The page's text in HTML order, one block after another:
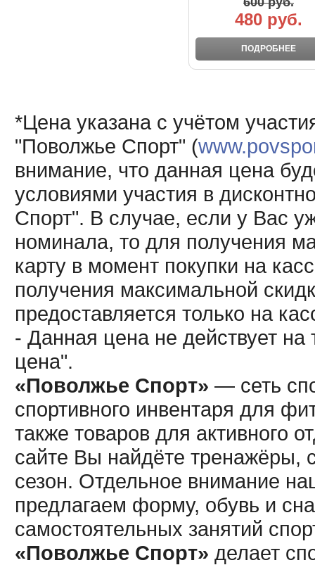
480 руб.
ПОДРОБНЕЕ
*Цена указана с учётом
"Поволжье Спорт" (
внимание, что данная цена
условиями участия в
Спорт". В случае, если у Вас
номинала, то для получения
карту в момент покупки на
получения максимальной
предоставляется только на
- Данная цена не действует
цена".
«Поволжье Спорт» — сеть
спортивного инвентаря для
также товаров для активного
сайте Вы найдёте тренажёры,
сезон. Отдельное внимание
предлагаем форму, обувь и
самостоятельных занятий
«Поволжье Спорт» делает